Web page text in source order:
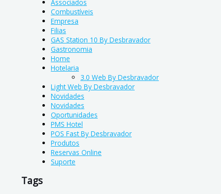
Associados
Combustíveis
Empresa
Filias
GAS Station 10 By Desbravador
Gastronomia
Home
Hotelaria
3.0 Web By Desbravador
Light Web By Desbravador
Novidades
Novidades
Oportunidades
PMS Hotel
POS Fast By Desbravador
Produtos
Reservas Online
Suporte
Tags